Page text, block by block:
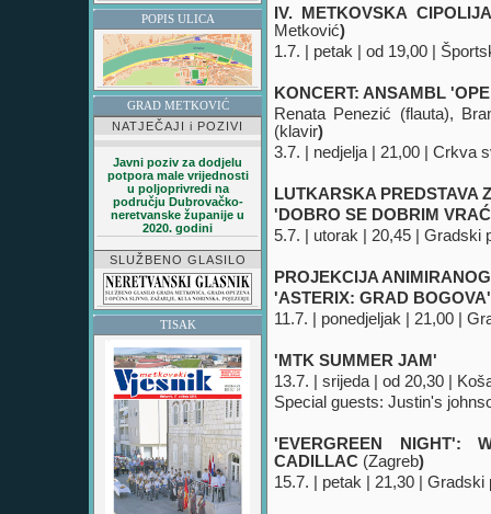
POPIS ULICA
GRAD METKOVIĆ
NATJEČAJI i POZIVI
Javni poziv za dodjelu
potpora male vrijednosti
u poljoprivredi na
području Dubrovačko-
neretvanske županije u
2020. godini
SLUŽBENO GLASILO
TISAK
IV. METKOVSKA
Metković)
1.7. | petak | od 19,00 |
KONCERT: ANSAMBL
Renata Penezić (flauta),
(klavir)
3.7. | nedjelja | 21,00 | Crkva
LUTKARSKA PREDSTAVA
'DOBRO SE DOBRIM
5.7. | utorak | 20,45 | Gradski
PROJEKCIJA
'ASTERIX: GRAD
11.7. | ponedjeljak | 21,00 |
'MTK SUMMER JAM'
13.7. | srijeda | od 20,30 |
Special guests: Justin's
'EVERGREEN NIGHT':
CADILLAC (Zagreb)
15.7. | petak | 21,30 | Gradski